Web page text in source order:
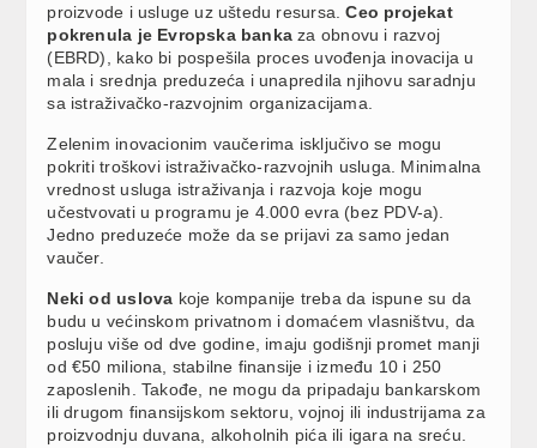
proizvode i usluge uz uštedu resursa.Ceo projekat
pokrenula je Evropska banka za obnovu i razvoj
(EBRD), kako bi pospešila proces uvođenja inovacija u
mala i srednja preduzeća i unapredila njihovu saradnju
sa istraživačko-razvojnim organizacijama.
Zelenim inovacionim vaučerima isključivo se mogu
pokriti troškovi istraživačko-razvojnih usluga. Minimalna
vrednost usluga istraživanja i razvoja koje mogu
učestvovati u programu je 4.000 evra (bez PDV-a).
Jedno preduzeće može da se prijavi za samo jedan
vaučer.
Neki od uslova koje kompanije treba da ispune su da
budu u većinskom privatnom i domaćem vlasništvu, da
posluju više od dve godine, imaju godišnji promet manji
od €50 miliona, stabilne finansije i između 10 i 250
zaposlenih. Takođe, ne mogu da pripadaju bankarskom
ili drugom finansijskom sektoru, vojnoj ili industrijama za
proizvodnju duvana, alkoholnih pića ili igara na sreću.